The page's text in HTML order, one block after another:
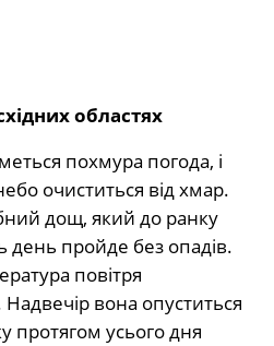
областях
похмура погода, і
очиститься від хмар.
дощ, який до ранку
день пройде без опадів.
повітря
вона опуститься
протягом усього дня